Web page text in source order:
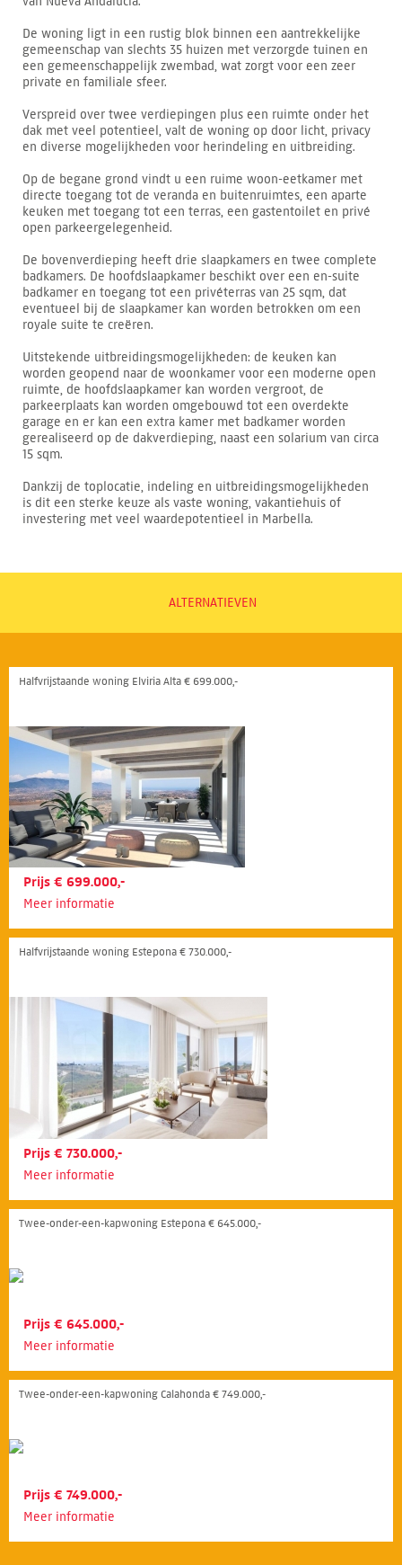
De woning ligt in een rustig blok binnen een aantrekkelijke
gemeenschap van slechts 35 huizen met verzorgde tuinen en
een gemeenschappelijk zwembad, wat zorgt voor een zeer
private en familiale sfeer.
Verspreid over twee verdiepingen plus een ruimte onder het
dak met veel potentieel, valt de woning op door licht, privacy
en diverse mogelijkheden voor herindeling en uitbreiding.
Op de begane grond vindt u een ruime woon-eetkamer met
directe toegang tot de veranda en buitenruimtes, een aparte
keuken met toegang tot een terras, een gastentoilet en privé
open parkeergelegenheid.
De bovenverdieping heeft drie slaapkamers en twee complete
badkamers. De hoofdslaapkamer beschikt over een en-suite
badkamer en toegang tot een privéterras van 25 sqm, dat
eventueel bij de slaapkamer kan worden betrokken om een
royale suite te creëren.
Uitstekende uitbreidingsmogelijkheden: de keuken kan
worden geopend naar de woonkamer voor een moderne open
ruimte, de hoofdslaapkamer kan worden vergroot, de
parkeerplaats kan worden omgebouwd tot een overdekte
garage en er kan een extra kamer met badkamer worden
gerealiseerd op de dakverdieping, naast een solarium van circa
15 sqm.
Dankzij de toplocatie, indeling en uitbreidingsmogelijkheden
is dit een sterke keuze als vaste woning, vakantiehuis of
investering met veel waardepotentieel in Marbella.
ALTERNATIEVEN
Halfvrijstaande woning Elviria Alta € 699.000,-
Prijs € 699.000,-
Meer informatie
Halfvrijstaande woning Estepona € 730.000,-
Prijs € 730.000,-
Meer informatie
Twee-onder-een-kapwoning Estepona € 645.000,-
Prijs € 645.000,-
Meer informatie
Twee-onder-een-kapwoning Calahonda € 749.000,-
Prijs € 749.000,-
Meer informatie